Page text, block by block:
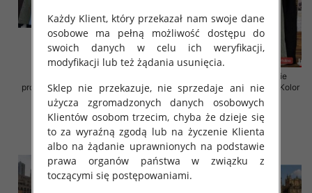
produkt) Roz Standard, Mix Kolor
Paczka 5 szt
43.00 zł
szczegóły
Spodnie damskie (Włoskie
produkt) Roz Standard, Mix Kolor
Paczka 5 szt
59.00 zł
szczegóły
Każdy Klient, który przekazał nam swoje dane
osobowe ma pełną możliwość dostępu do
swoich danych w celu ich weryfikacji,
modyfikacji lub też żądania usunięcia.
Sklep nie przekazuje, nie sprzedaje ani nie
użycza zgromadzonych danych osobowych
Klientów osobom trzecim, chyba że dzieje się
to za wyraźną zgodą lub na życzenie Klienta
albo na żądanie uprawnionych na podstawie
prawa organów państwa w związku z
toczącymi się postępowaniami.